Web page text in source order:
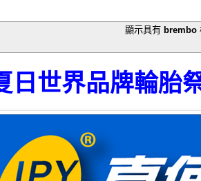
顯示具有 brembo
日世界品牌輪胎